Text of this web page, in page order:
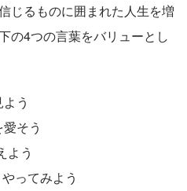
じるものに囲まれた人生を増
の4つの言葉をバリューとし
う
そう
よう
ってみよう